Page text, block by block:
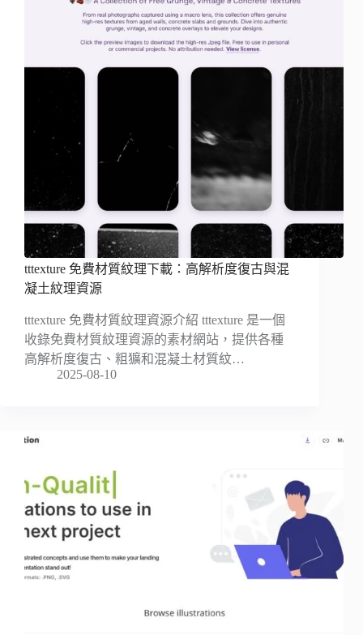
tttexture 免費材質紋理下載：高解析度復古與混
凝土紋理資源
tttexture 免費材質紋理資源介紹 tttexture 是一個
收錄免費材質紋理資源的素材網站，提供各種
高解析度復古、粗獷和混凝土材質紋…
2025-08-10